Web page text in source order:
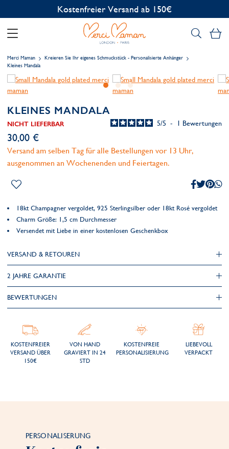
Kostenlose Personalisierung
Merci Maman
Kreieren Sie Ihr eigenes Schmuckstück - Personalisierte Anhänger
Kleines Mandala
KLEINES MANDALA
5/5 - 1 Bewertungen
NICHT LIEFERBAR
30,00 €
Versand am selben Tag für alle Bestellungen vor 13 Uhr,
ausgenommen an Wochenenden und Feiertagen.
18kt Champagner vergoldet, 925 Sterlingsilber oder 18kt Rosé vergoldet
Charm Größe: 1,5 cm Durchmesser
Versendet mit Liebe in einer kostenlosen Geschenkbox
VERSAND & RETOUREN
2 JAHRE GARANTIE
BEWERTUNGEN
KOSTENFREIER
VERSAND ÜBER
150€
VON HAND
GRAVIERT IN 24
STD
KOSTENFREIE
PERSONALISIERUNG
LIEBEVOLL
VERPACKT
PERSONALISERUNG